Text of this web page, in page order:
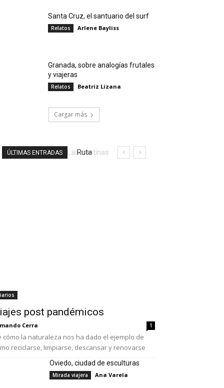
Santa Cruz, el santuario del surf
Relatos Arlene Bayliss
Granada, sobre analogías frutales
y viajeras
Relatos Beatriz Lizana
Cargar más
ÚLTIMAS ENTRADAS
Ruta
post pandémicos
Cerra 1
cómo la naturaleza nos ha dado el ejemplo de
reciclarse, limpiarse, descansar y renovarse
Oviedo, ciudad de esculturas
Mirada viajera Ana Varela